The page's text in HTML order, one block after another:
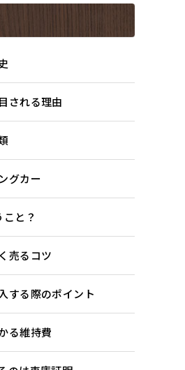
される理由
グカー
と？
売るコツ
する際のポイント
る維持費